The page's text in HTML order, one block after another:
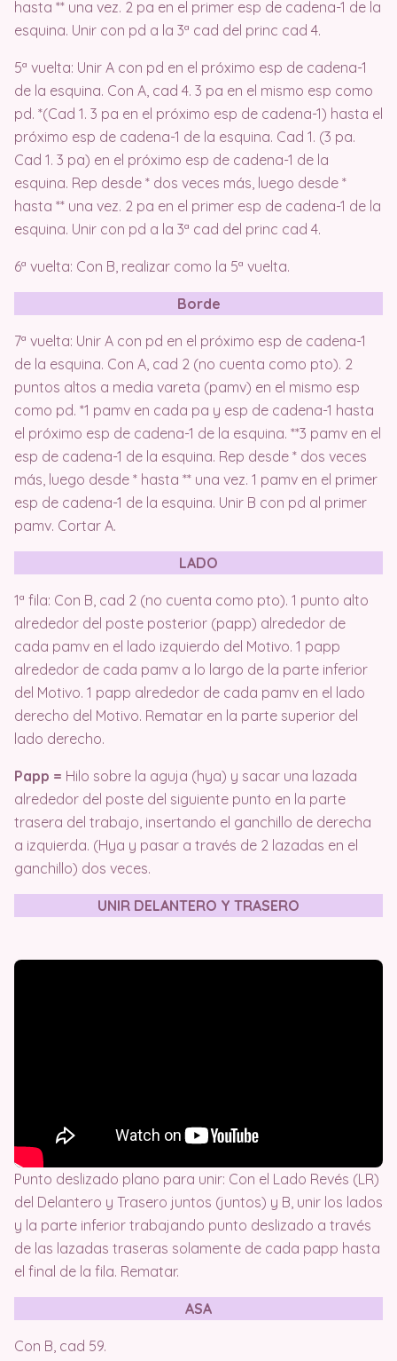
hasta ** una vez. 2 pa en el primer esp de cadena-1 de la
esquina. Unir con pd a la 3ª cad del princ cad 4.
5ª vuelta: Unir A con pd en el próximo esp de cadena-1
de la esquina. Con A, cad 4. 3 pa en el mismo esp como
pd. *(Cad 1. 3 pa en el próximo esp de cadena-1) hasta el
próximo esp de cadena-1 de la esquina. Cad 1. (3 pa.
Cad 1. 3 pa) en el próximo esp de cadena-1 de la
esquina. Rep desde * dos veces más, luego desde *
hasta ** una vez. 2 pa en el primer esp de cadena-1 de la
esquina. Unir con pd a la 3ª cad del princ cad 4.
6ª vuelta: Con B, realizar como la 5ª vuelta.
Borde
7ª vuelta: Unir A con pd en el próximo esp de cadena-1
de la esquina. Con A, cad 2 (no cuenta como pto). 2
puntos altos a media vareta (pamv) en el mismo esp
como pd. *1 pamv en cada pa y esp de cadena-1 hasta
el próximo esp de cadena-1 de la esquina. **3 pamv en el
esp de cadena-1 de la esquina. Rep desde * dos veces
más, luego desde * hasta ** una vez. 1 pamv en el primer
esp de cadena-1 de la esquina. Unir B con pd al primer
pamv. Cortar A.
LADO
1ª fila: Con B, cad 2 (no cuenta como pto). 1 punto alto
alrededor del poste posterior (papp) alrededor de
cada pamv en el lado izquierdo del Motivo. 1 papp
alrededor de cada pamv a lo largo de la parte inferior
del Motivo. 1 papp alrededor de cada pamv en el lado
derecho del Motivo. Rematar en la parte superior del
lado derecho.
Papp = Hilo sobre la aguja (hya) y sacar una lazada
alrededor del poste del siguiente punto en la parte
trasera del trabajo, insertando el ganchillo de derecha
a izquierda. (Hya y pasar a través de 2 lazadas en el
ganchillo) dos veces.
UNIR DELANTERO Y TRASERO
Punto deslizado plano para unir: Con el Lado Revés (LR)
del Delantero y Trasero juntos (juntos) y B, unir los lados
y la parte inferior trabajando punto deslizado a través
de las lazadas traseras solamente de cada papp hasta
el final de la fila. Rematar.
ASA
Con B, cad 59.